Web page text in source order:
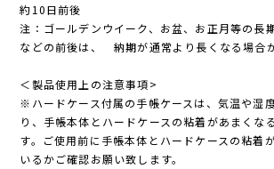
約10日前後
注：ゴールデンウイーク、お盆、お正月等の長
などの前後は、 納期が通常より長くなる場合が
＜製品使用上の注意事項>
※ハードケース付属の手帳ケースは、気温や湿
り、手帳本体とハードケースの粘着があまくな
す。ご使用前に手帳本体とハードケースの粘着
いるかご確認お願い致します。